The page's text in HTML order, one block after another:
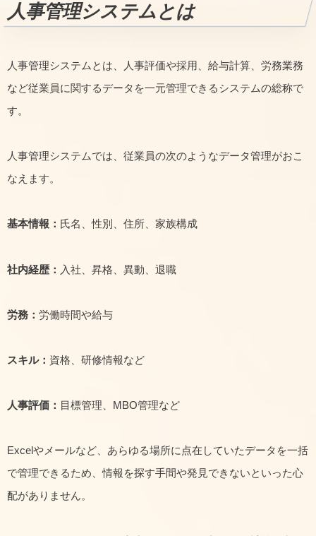
人事管理システムとは
人事管理システムとは、人事評価や採用、給与計算、労務業務
など従業員に関するデータを一元管理できるシステムの総称で
す。
人事管理システムでは、従業員の次のようなデータ管理がおこ
なえます。
基本情報： 氏名、性別、住所、家族構成
社内経歴： 入社、昇格、異動、退職
労務： 労働時間や給与
スキル： 資格、研修情報など
人事評価： 目標管理、MBO管理など
Excelやメールなど、あらゆる場所に点在していたデータを一括
で管理できるため、情報を探す手間や発見できないといった心
配がありません。